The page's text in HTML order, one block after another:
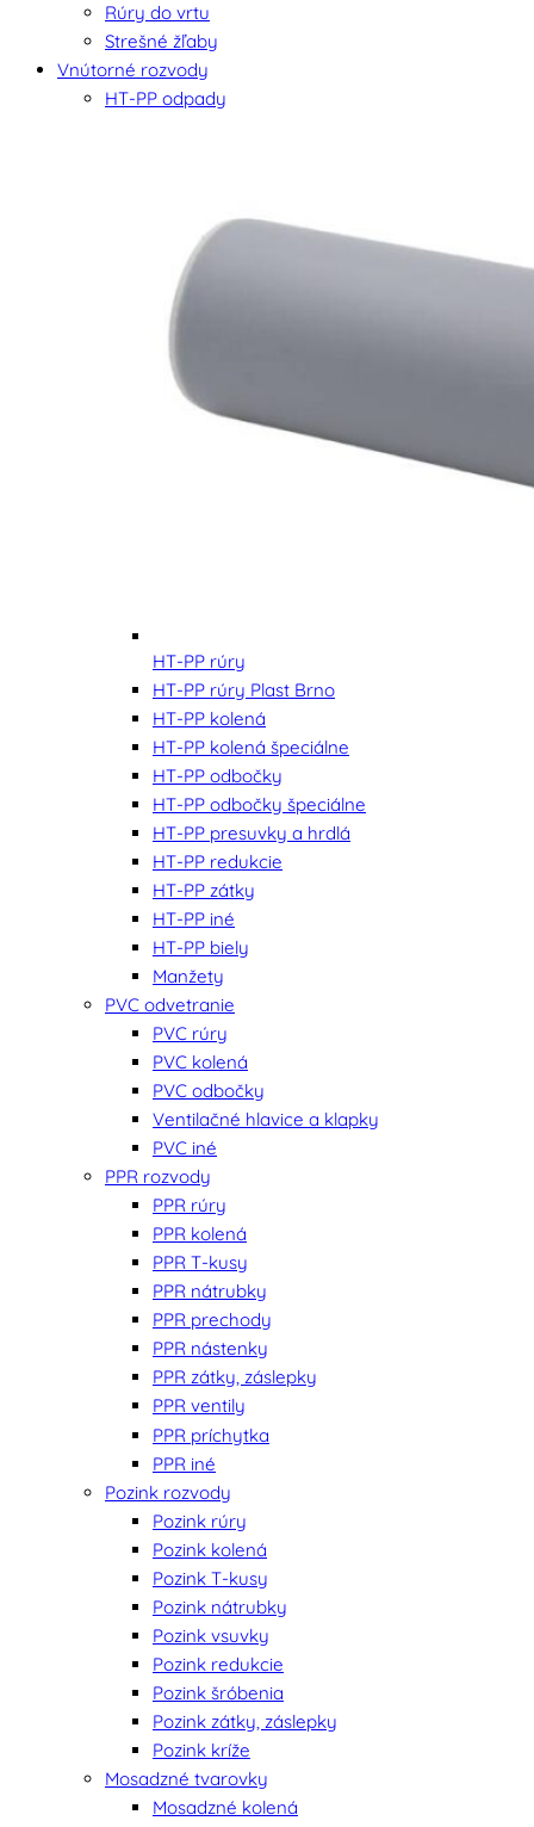
Rúry do vrtu
Strešné žľaby
Vnútorné rozvody
HT-PP odpady
HT-PP rúry
HT-PP rúry Plast Brno
HT-PP kolená
HT-PP kolená špeciálne
HT-PP odbočky
HT-PP odbočky špeciálne
HT-PP presuvky a hrdlá
HT-PP redukcie
HT-PP zátky
HT-PP iné
HT-PP biely
Manžety
PVC odvetranie
PVC rúry
PVC kolená
PVC odbočky
Ventilačné hlavice a klapky
PVC iné
PPR rozvody
PPR rúry
PPR kolená
PPR T-kusy
PPR nátrubky
PPR prechody
PPR nástenky
PPR zátky, záslepky
PPR ventily
PPR príchytka
PPR iné
Pozink rozvody
Pozink rúry
Pozink kolená
Pozink T-kusy
Pozink nátrubky
Pozink vsuvky
Pozink redukcie
Pozink šróbenia
Pozink zátky, záslepky
Pozink kríže
Mosadzné tvarovky
Mosadzné kolená